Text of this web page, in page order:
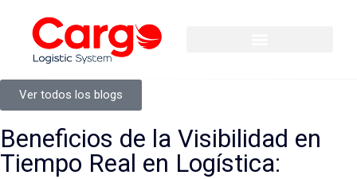
Ver todos los blogs
Beneficios de la Visibilidad en
Tiempo Real en Logística: